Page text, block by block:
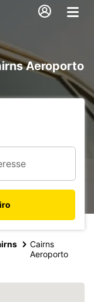
Aeroporto
Cairns
Aeroporto